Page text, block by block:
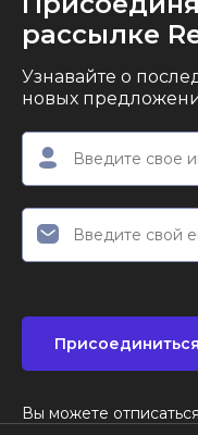
рассылке
Узнавайте о
новых
Присоединиться
Вы можете